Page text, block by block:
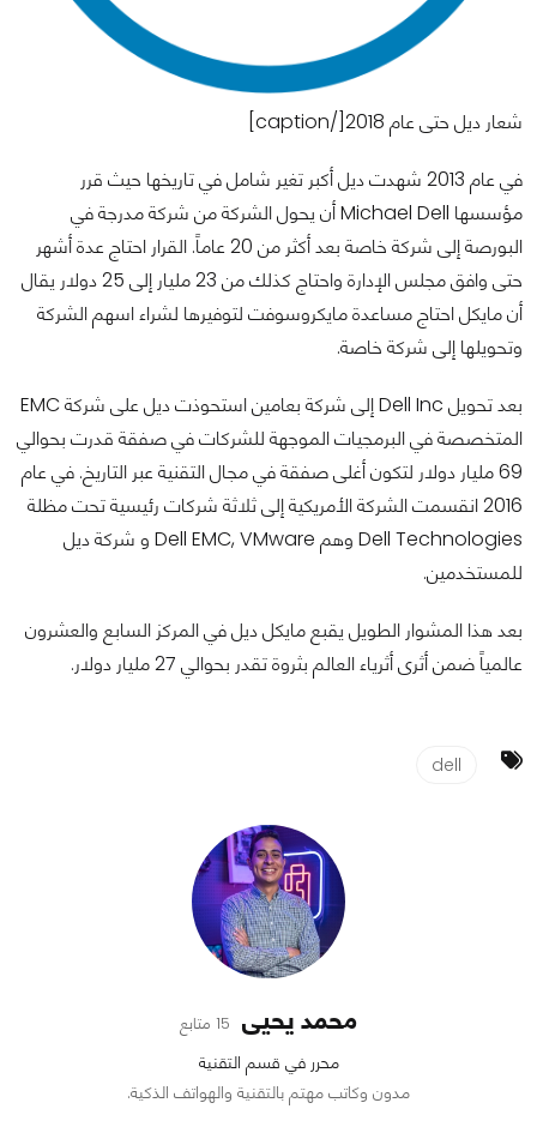
شعار ديل حتى عام 2018[/caption]
في عام 2013 شهدت ديل أكبر تغير شامل في تاريخها حيث قرر
مؤسسها Michael Dell أن يحول الشركة من شركة مدرجة في
البورصة إلى شركة خاصة بعد أكثر من 20 عاماً. القرار احتاج عدة أشهر
حتى وافق مجلس الإدارة واحتاج كذلك من 23 مليار إلى 25 دولار يقال
أن مايكل احتاج مساعدة مايكروسوفت لتوفيرها لشراء اسهم الشركة
وتحويلها إلى شركة خاصة.
بعد تحويل Dell Inc إلى شركة بعامين استحوذت ديل على شركة EMC
المتخصصة في البرمجيات الموجهة للشركات في صفقة قدرت بحوالي
69 مليار دولار لتكون أغلى صفقة في مجال التقنية عبر التاريخ. في عام
2016 انقسمت الشركة الأمريكية إلى ثلاثة شركات رئيسية تحت مظلة
Dell Technologies وهم Dell EMC, VMware و شركة ديل
للمستخدمين.
بعد هذا المشوار الطويل يقبع مايكل ديل في المركز السابع والعشرون
عالمياً ضمن أثرى أثرياء العالم بثروة تقدر بحوالي 27 مليار دولار.
dell
محمد يحيى 15 متابع
محرر في قسم التقنية
مدون وكاتب مهتم بالتقنية والهواتف الذكية.